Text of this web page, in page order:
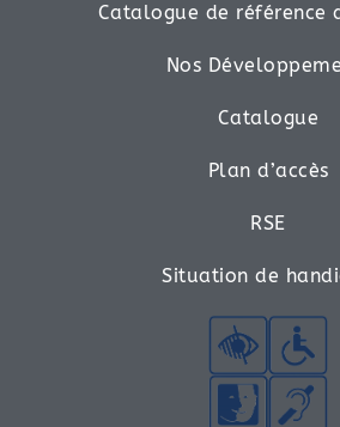
Catalogue de référence
Nos
Catalogue
Plan d’accès
RSE
Situation de